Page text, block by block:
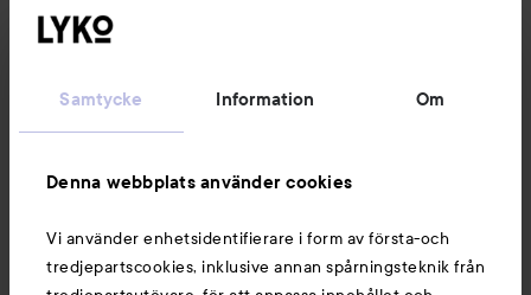
Samtycke Information Om
Denna webbplats använder cookies
Vi använder enhetsidentifierare i form av första-och
tredjepartscookies, inklusive annan spårningsteknik från
Du kanske också gillar